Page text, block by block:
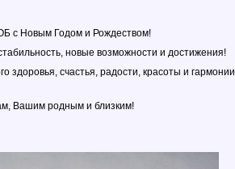
с Новым Годом и Рождеством!
новые возможности и достижения!
здоровья, счастья, радости, красоты и гармонии
Вашим родным и близким!